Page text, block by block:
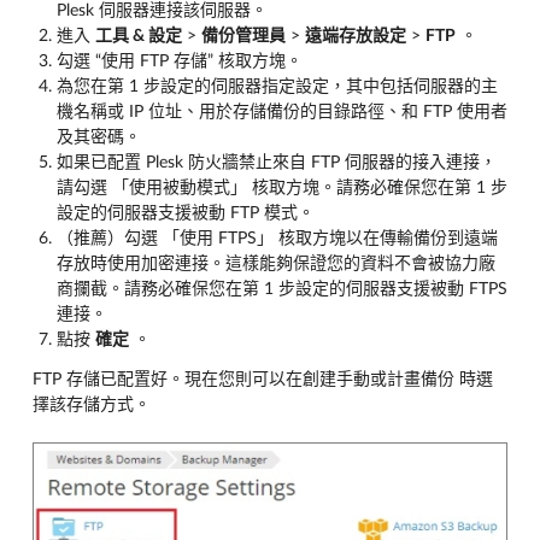
Plesk 伺服器連接該伺服器。
進入 工具 & 設定 > 備份管理員 > 遠端存放設定 > FTP 。
勾選 “使用 FTP 存儲” 核取方塊。
為您在第 1 步設定的伺服器指定設定，其中包括伺服器的主
機名稱或 IP 位址、用於存儲備份的目錄路徑、和 FTP 使用者
及其密碼。
如果已配置 Plesk 防火牆禁止來自 FTP 伺服器的接入連接，
請勾選 「使用被動模式」 核取方塊。請務必確保您在第 1 步
設定的伺服器支援被動 FTP 模式。
（推薦）勾選 「使用 FTPS」 核取方塊以在傳輸備份到遠端
存放時使用加密連接。這樣能夠保證您的資料不會被協力廠
商攔截。請務必確保您在第 1 步設定的伺服器支援被動 FTPS
連接。
點按 確定 。
FTP 存儲已配置好。現在您則可以在創建手動或計畫備份 時選
擇該存儲方式。